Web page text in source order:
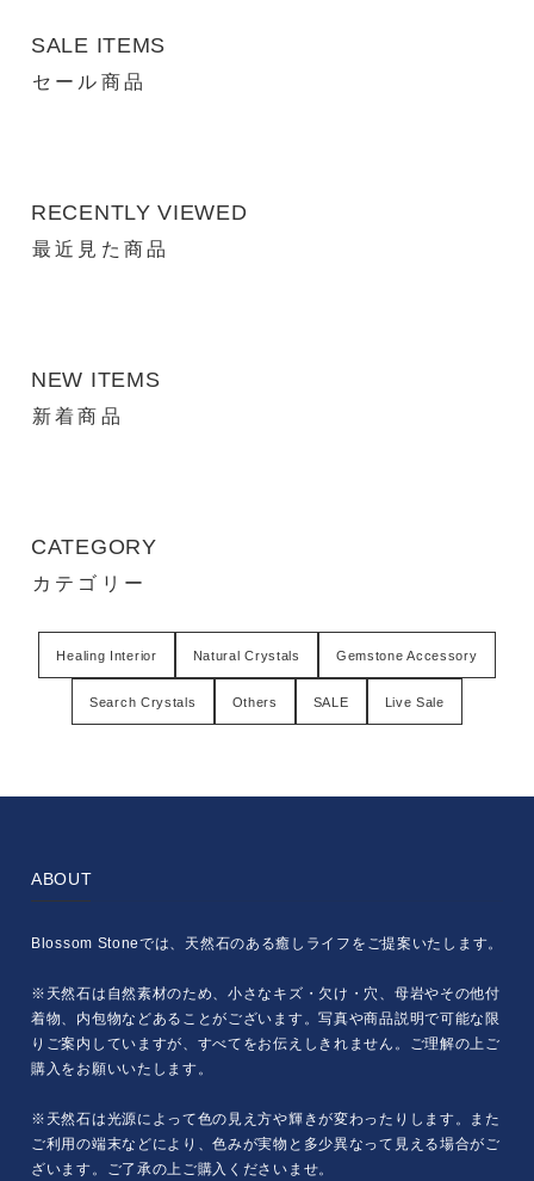
SALE ITEMS
セール商品
RECENTLY VIEWED
最近見た商品
NEW ITEMS
新着商品
CATEGORY
カテゴリー
Healing Interior Natural Crystals Gemstone Accessory
Search Crystals Others SALE Live Sale
ABOUT
Blossom Stoneでは、天然石のある癒しライフをご提案いたします。
※天然石は自然素材のため、小さなキズ・欠け・穴、母岩やその他付
着物、内包物などあることがございます。写真や商品説明で可能な限
りご案内していますが、すべてをお伝えしきれません。ご理解の上ご
購入をお願いいたします。
※天然石は光源によって色の見え方や輝きが変わったりします。また
ご利用の端末などにより、色みが実物と多少異なって見える場合がご
ざいます。ご了承の上ご購入くださいませ。